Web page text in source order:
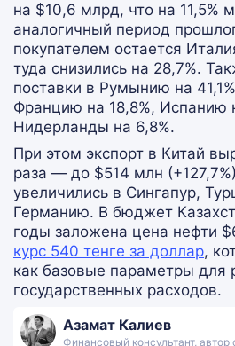
на $10,6 млрд, что на 11,5%
аналогичный период
покупателем остается
туда снизились на 28,7%.
поставки в Румынию на
Францию на 18,8%, Испанию
Нидерланды на 6,8%.
При этом экспорт в Китай
раза — до $514 млн
увеличились в Сингапур,
Германию. В бюджет
годы заложена цена нефти
курс 540 тенге за доллар,
как базовые параметры для
государственных расходов.
Азамат Калиев
Финансовый консультант, автор